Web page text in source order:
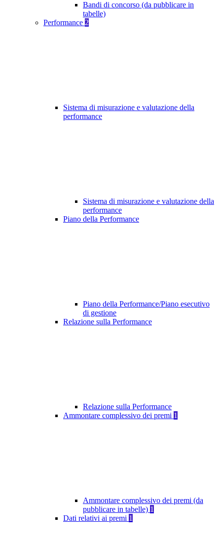
Bandi di concorso (da pubblicare in
tabelle)
Performance 2
Sistema di misurazione e valutazione della
performance
Sistema di misurazione e valutazione della
performance
Piano della Performance
Piano della Performance/Piano esecutivo
di gestione
Relazione sulla Performance
Relazione sulla Performance
Ammontare complessivo dei premi 1
Ammontare complessivo dei premi (da
pubblicare in tabelle) 1
Dati relativi ai premi 1